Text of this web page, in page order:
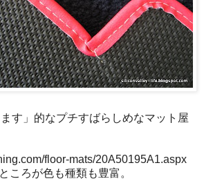
す」的なプチすばらしめなマット屋
floor-mats/20A50195A1.aspx
ころが色も種類も豊富。